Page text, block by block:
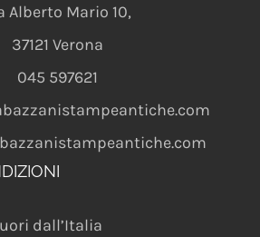
Alberto Mario 10,
37121 Verona
045 597621
dall’Italia